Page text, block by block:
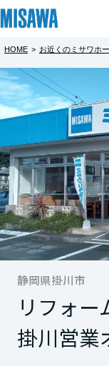
住まい
建てる [注文住宅]
商品ラインアップ
デザイン
テクノロジー（
建築事例・建築
デザイナーズギャ
インテリア
住まいづくりガイ
土地活用
個人のお客さま
賃貸住宅
賃貸併用住宅
店舗・各種施設
土地活用モデル
土地活用実例
リフォーム
戸建て・マンシ
ミサワリフォー
リフォームの流れ
リフォームメニ
リフォーム事例
まちづくり
複合開発・投資
複合開発事業（
再開発・官民連
オーナーサ
サポートメニュー
住まいるりんぐ
企 業・IR情報
企業・IR
展示場・イ
HOME > お近くのミサワホ
静岡県掛川市
リフォー
掛川営業
北海道
東北
青森県
岩手県